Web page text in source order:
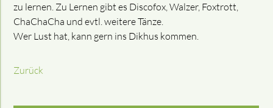
zu lernen. Zu Lernen gibt es Discofox, Walzer, Foxtrott,
ChaChaCha und evtl. weitere Tänze.
Wer Lust hat, kann gern ins Dikhus kommen.
Zurück